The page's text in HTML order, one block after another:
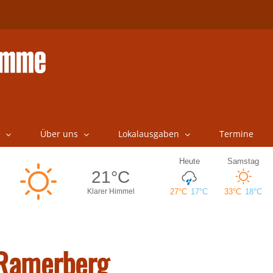
Über uns Lokalausgaben Termine